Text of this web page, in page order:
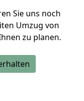
Sie uns noch
Umzug von
zu planen.